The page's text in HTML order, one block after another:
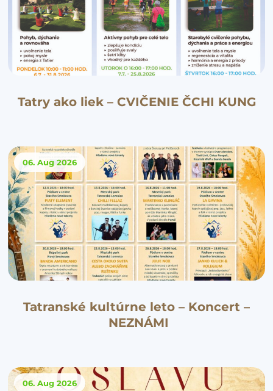
Tatry ako liek – CVIČENIE ČCHI KUNG
06. Aug 2026
Tatranské kultúrne leto – Koncert –
NEZNÁMI
06. Aug 2026